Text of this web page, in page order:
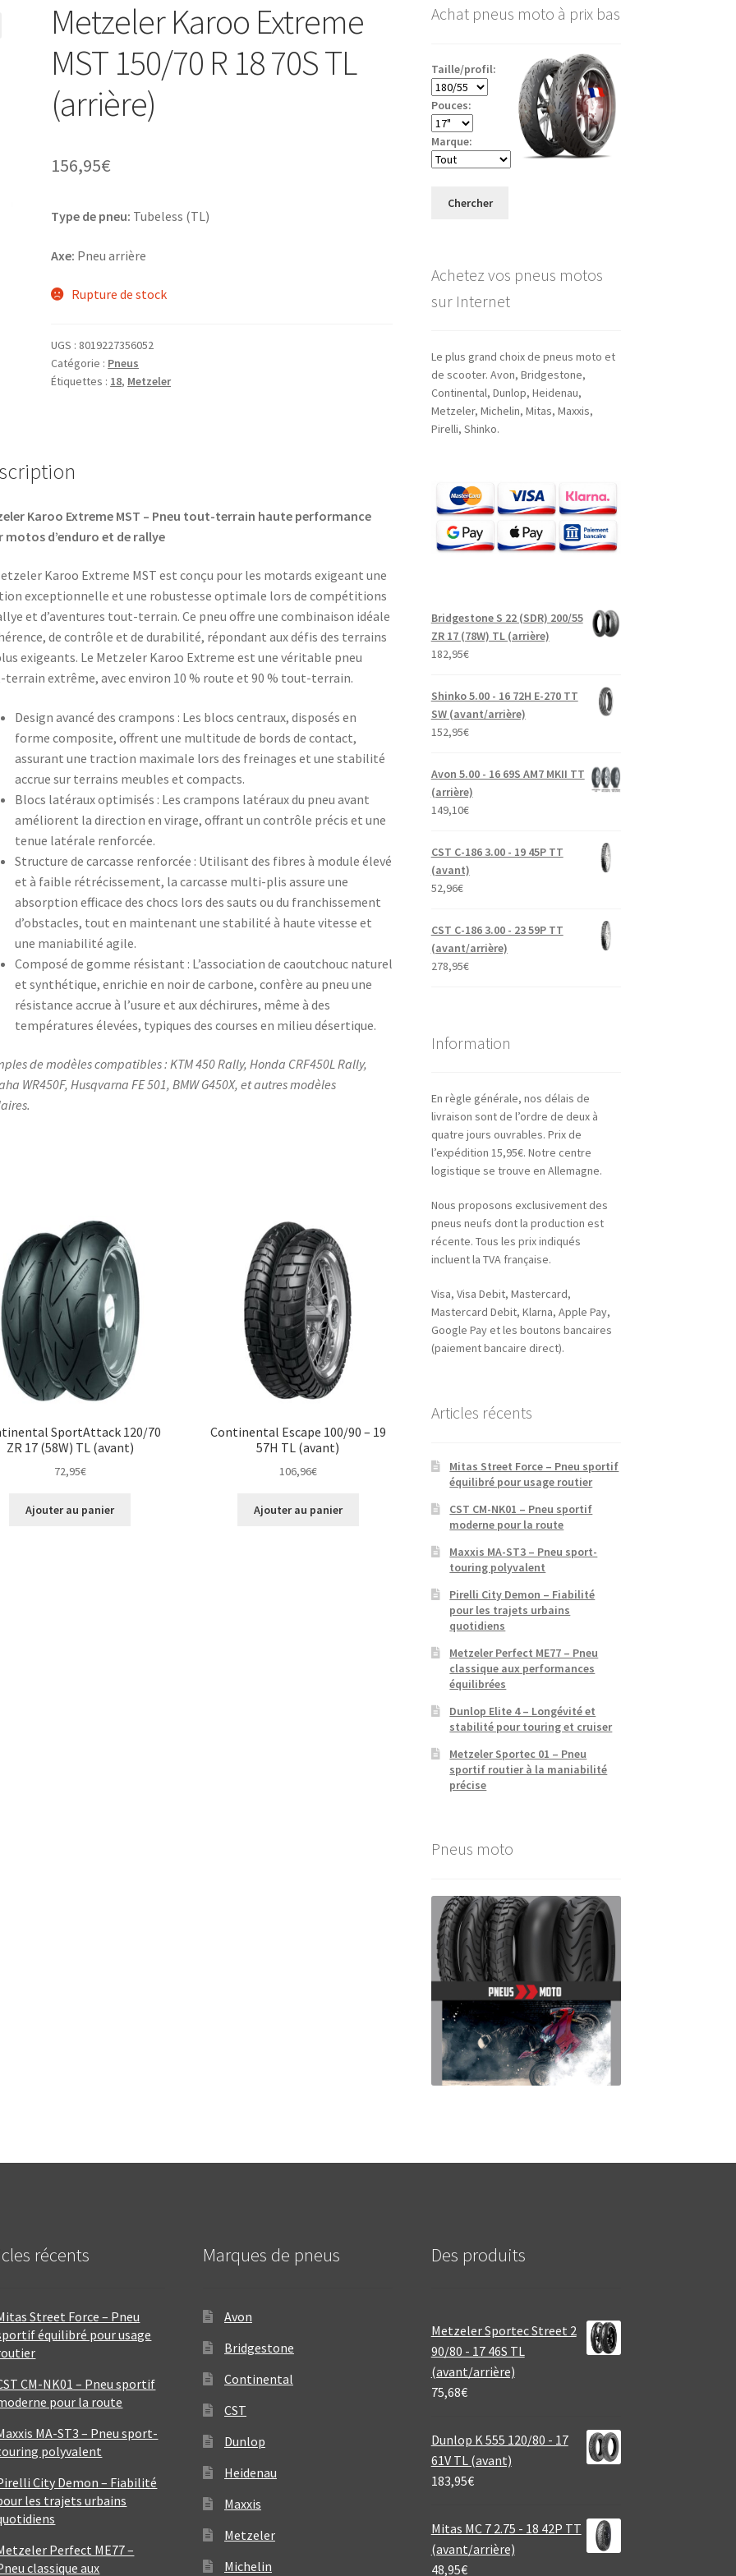
Metzeler Karoo Extreme
MST 150/70 R 18 70S TL
(arrière)
156,95€
Type de pneu: Tubeless (TL)
Axe: Pneu arrière
Rupture de stock
UGS : 8019227356052
Catégorie : Pneus
Étiquettes : 18, Metzeler
Karoo Extreme MST – Pneu tout-terrain haute performance
motos d’enduro et de rallye
Karoo Extreme MST est conçu pour les motards exigeant une
exceptionnelle et une robustesse optimale lors de compétitions
et d’aventures tout-terrain. Ce pneu offre une combinaison idéale
de contrôle et de durabilité, répondant aux défis des terrains
exigeants.​ Le Metzeler Karoo Extreme est une véritable pneu
extrême, avec environ 10 % route et 90 % tout-terrain.
Design avancé des crampons : Les blocs centraux, disposés en
forme composite, offrent une multitude de bords de contact,
assurant une traction maximale lors des freinages et une stabilité
accrue sur terrains meubles et compacts.
Blocs latéraux optimisés : Les crampons latéraux du pneu avant
améliorent la direction en virage, offrant un contrôle précis et une
tenue latérale renforcée.
Structure de carcasse renforcée : Utilisant des fibres à module élevé
et à faible rétrécissement, la carcasse multi-plis assure une
absorption efficace des chocs lors des sauts ou du franchissement
d’obstacles, tout en maintenant une stabilité à haute vitesse et
une maniabilité agile.
Composé de gomme résistant : L’association de caoutchouc naturel
et synthétique, enrichie en noir de carbone, confère au pneu une
résistance accrue à l’usure et aux déchirures, même à des
températures élevées, typiques des courses en milieu désertique.
de modèles compatibles : KTM 450 Rally, Honda CRF450L Rally,
WR450F, Husqvarna FE 501, BMW G450X, et autres modèles
SportAttack 120/70
ZR 17 (58W) TL (avant)
72,95€
Ajouter au panier
Continental Escape 100/90 – 19
57H TL (avant)
106,96€
Ajouter au panier
Achat pneus moto à prix bas
Taille/profil:
Pouces:
Marque:
Chercher
Achetez vos pneus motos
sur Internet
Le plus grand choix de pneus moto et
de scooter. Avon, Bridgestone,
Continental, Dunlop, Heidenau,
Metzeler, Michelin, Mitas, Maxxis,
Pirelli, Shinko.
Bridgestone S 22 (SDR) 200/55
ZR 17 (78W) TL (arrière)
182,95€
Shinko 5.00 - 16 72H E-270 TT
SW (avant/arrière)
152,95€
Avon 5.00 - 16 69S AM7 MKII TT
(arrière)
149,10€
CST C-186 3.00 - 19 45P TT
(avant)
52,96€
CST C-186 3.00 - 23 59P TT
(avant/arrière)
278,95€
Information
En règle générale, nos délais de
livraison sont de l’ordre de deux à
quatre jours ouvrables. Prix de
l’expédition 15,95€. Notre centre
logistique se trouve en Allemagne.
Nous proposons exclusivement des
pneus neufs dont la production est
récente. Tous les prix indiqués
incluent la TVA française.
Visa, Visa Debit, Mastercard,
Mastercard Debit, Klarna, Apple Pay,
Google Pay et les boutons bancaires
(paiement bancaire direct).
Articles récents
Mitas Street Force – Pneu sportif
équilibré pour usage routier
CST CM-NK01 – Pneu sportif
moderne pour la route
Maxxis MA-ST3 – Pneu sport-
touring polyvalent
Pirelli City Demon – Fiabilité
pour les trajets urbains
quotidiens
Metzeler Perfect ME77 – Pneu
classique aux performances
équilibrées
Dunlop Elite 4 – Longévité et
stabilité pour touring et cruiser
Metzeler Sportec 01 – Pneu
sportif routier à la maniabilité
précise
Pneus moto
récents
Street Force – Pneu
équilibré pour usage
CM-NK01 – Pneu sportif
pour la route
MA-ST3 – Pneu sport-
polyvalent
City Demon – Fiabilité
les trajets urbains
Perfect ME77 –
classique aux
Marques de pneus
Avon
Bridgestone
Continental
CST
Dunlop
Heidenau
Maxxis
Metzeler
Michelin
Des produits
Metzeler Sportec Street 2
90/80 - 17 46S TL
(avant/arrière)
75,68€
Dunlop K 555 120/80 - 17
61V TL (avant)
183,95€
Mitas MC 7 2.75 - 18 42P TT
(avant/arrière)
48,95€